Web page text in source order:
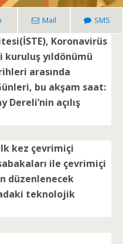
Mail SMS
Koronavirüs
kuruluş yıldönümü
arasında
bu akşam saat:
Dereli’nin açılış
kez çevrimiçi
ile çevrimiçi
düzenlenecek
teknolojik